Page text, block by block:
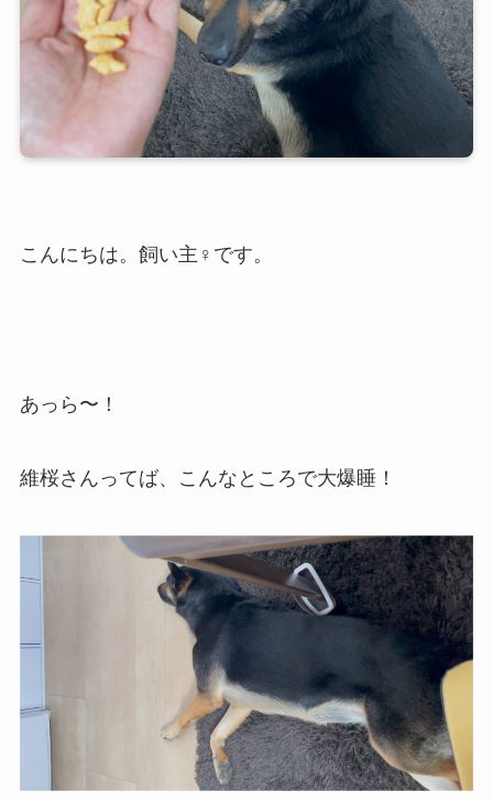
こんにちは。飼い主♀です。
あっら〜！
維桜さんってば、こんなところで大爆睡！